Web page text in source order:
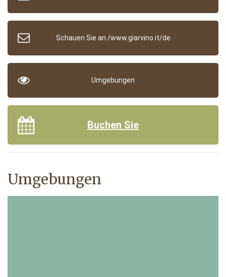
Schauen Sie an /www.giarvino.it/de
Umgebungen
Buchen Sie
Umgebungen